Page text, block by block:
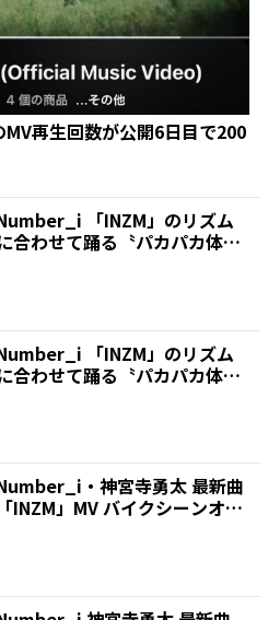
再生回数が公開6日目で200
「INZM」のリズム
合わせて踊る〝パカパカ体
「INZM」のリズム
合わせて踊る〝パカパカ体
・神宮寺勇太 最新曲
「INZM」MV バイクシーンオフ